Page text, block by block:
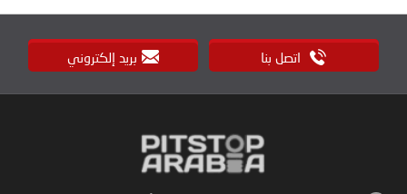
اتصل بنا بريد إلكتروني